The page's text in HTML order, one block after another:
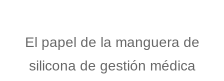
El papel de la manguera de
silicona de gestión médica